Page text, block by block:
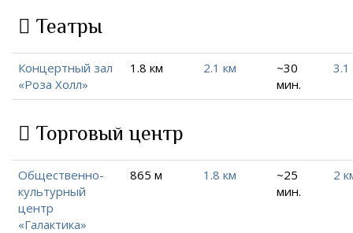
Театры
Концертный зал
«Роза Холл»
1.8 км 2.1 км
~30
мин.
3.1
Торговый центр
Общественно-
культурный
центр
«Галактика»
865 м 1.8 км
~25
мин.
2